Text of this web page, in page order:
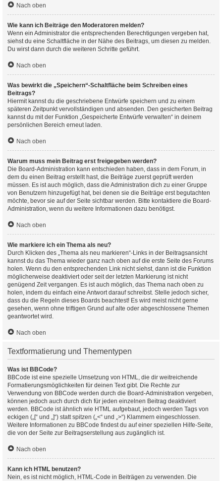
Nach oben
Wie kann ich Beiträge den Moderatoren melden?
Wenn ein Administrator die entsprechenden Berechtigungen vergeben hat,
siehst du eine Schaltfläche in der Nähe des Beitrags, um diesen zu melden.
Du wirst dann durch die weiteren Schritte geführt.
Nach oben
Was bewirkt die „Speichern“-Schaltfläche beim Schreiben eines
Beitrags?
Hiermit kannst du die geschriebene Entwürfe speichern und zu einem
späteren Zeitpunkt vervollständigen und absenden. Den gesicherten Beitrag
kannst du mit der Funktion „Gespeicherte Entwürfe verwalten“ in deinem
persönlichen Bereich erneut laden.
Nach oben
Warum muss mein Beitrag erst freigegeben werden?
Die Board-Administration kann entschieden haben, dass in dem Forum, in
dem du einen Beitrag erstellt hast, die Beiträge zuerst geprüft werden
müssen. Es ist auch möglich, dass die Administration dich zu einer Gruppe
von Benutzern hinzugefügt hat, bei denen sie die Beiträge erst begutachten
möchte, bevor sie auf der Seite sichtbar werden. Bitte kontaktiere die Board-
Administration, wenn du weitere Informationen dazu benötigst.
Nach oben
Wie markiere ich ein Thema als neu?
Durch Klicken des „Thema als neu markieren“-Links in der Beitragsansicht
kannst du das Thema wieder ganz nach oben auf die erste Seite des Forums
holen. Wenn du den entsprechenden Link nicht siehst, dann ist die Funktion
möglicherweise deaktiviert oder seit der letzten Markierung ist nicht
genügend Zeit vergangen. Es ist auch möglich, das Thema nach oben zu
holen, indem du einfach eine Antwort darauf schreibst. Stelle jedoch sicher,
dass du die Regeln dieses Boards beachtest! Es wird meist nicht gerne
gesehen, wenn ohne triftigen Grund auf alte oder abgeschlossene Themen
geantwortet wird.
Nach oben
Textformatierung und Thementypen
Was ist BBCode?
BBCode ist eine spezielle Umsetzung von HTML, die dir weitreichende
Formatierungsmöglichkeiten für deinen Text gibt. Die Rechte zur
Verwendung von BBCode werden durch die Board-Administration vergeben,
können jedoch auch durch dich für jeden einzelnen Beitrag deaktiviert
werden. BBCode ist ähnlich wie HTML aufgebaut, jedoch werden Tags von
eckigen („[“ und „]“) statt spitzen („<“ und „>“) Klammern eingeschlossen.
Weitere Informationen zu BBCode findest du auf einer speziellen Hilfe-Seite,
die von der Seite zur Beitragserstellung aus zugänglich ist.
Nach oben
Kann ich HTML benutzen?
Nein, es ist nicht möglich, HTML-Code in Beiträgen zu verwenden. Die